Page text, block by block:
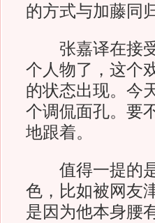
的方式与加藤同
张嘉译在接受
个人物了，这个
的状态出现。今
个调侃面孔。要
地跟着。
值得一提的是
色，比如被网友
是因为他本身腰